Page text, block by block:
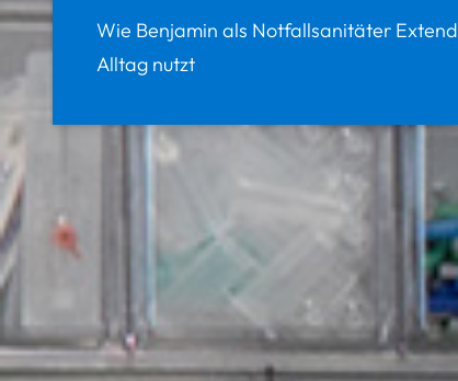
Wie Benjamin als Notfallsanitäter
Alltag nutzt